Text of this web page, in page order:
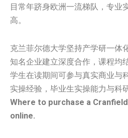
目常年跻身欧洲一流梯队，专业
高。
克兰菲尔德大学坚持产学研一体
知名企业建立深度合作，课程均
学生在读期间可参与真实商业与
实操经验，毕业生实操能力与科
Where to purchase a
online.